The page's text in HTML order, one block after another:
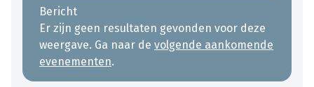
Bericht
Er zijn geen resultaten gevonden voor deze
weergave. Ga naar de volgende aankomende
evenementen.